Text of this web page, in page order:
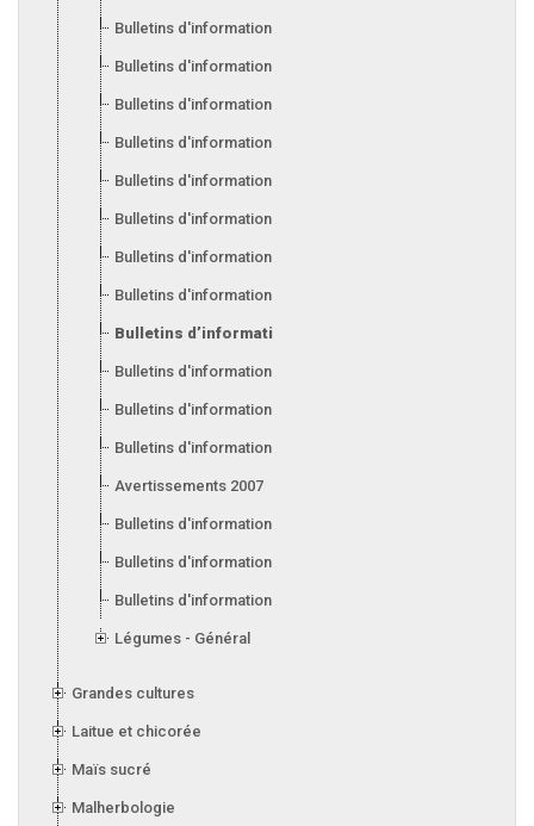
Bulletins d'information 2019
Bulletins d'information 2018
Bulletins d'information 2017
Bulletins d'information 2016
Bulletins d'information 2015
Bulletins d'information 2014
Bulletins d'information 2013
Bulletins d'information 2012
Bulletins d’information 2011
Bulletins d'information 2010
Bulletins d'information 2009
Bulletins d'information 2008
Avertissements 2007
Bulletins d'information 2007
Bulletins d'information 2006
Bulletins d'information 2005
Légumes - Général
Grandes cultures
Laitue et chicorée
Maïs sucré
Malherbologie